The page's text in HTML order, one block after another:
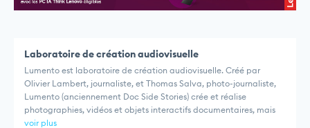
Laboratoire de création audiovisuelle
Lumento est laboratoire de création audiovisuelle. Créé par
Olivier Lambert, journaliste, et Thomas Salva, photo-journaliste,
Lumento (anciennement Doc Side Stories) crée et réalise
photographies, vidéos et objets interactifs documentaires, mais
voir plus